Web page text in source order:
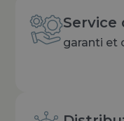
Service
garanti et